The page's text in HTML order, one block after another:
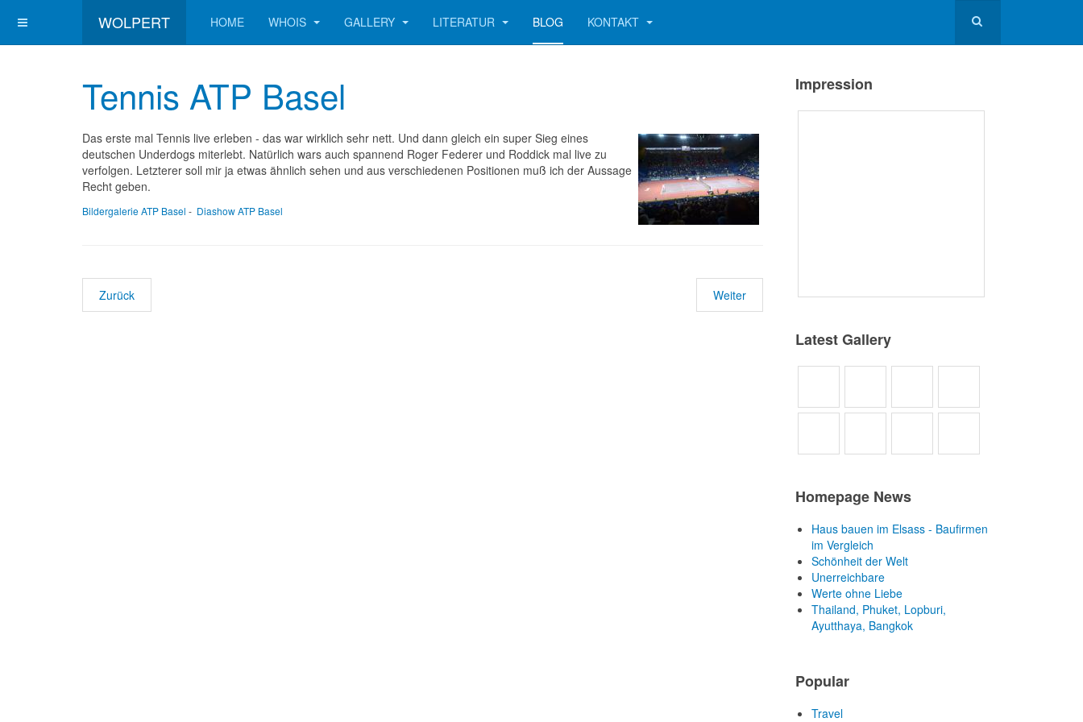
WOLPERT HOME WHOIS GALLERY LITERATUR BLOG KONTAKT
Tennis ATP Basel
Das erste mal Tennis live erleben - das war wirklich sehr nett. Und dann gleich ein super Sieg eines
deutschen Underdogs miterlebt. Natürlich wars auch spannend Roger Federer und Roddick mal live zu
verfolgen. Letzterer soll mir ja etwas ähnlich sehen und aus verschiedenen Positionen muß ich der Aussage
Recht geben.
Bildergalerie ATP Basel - Diashow ATP Basel
Zurück Weiter
Impression
Latest Gallery
Homepage News
Haus bauen im Elsass - Baufirmen
im Vergleich
Schönheit der Welt
Unerreichbare
Werte ohne Liebe
Thailand, Phuket, Lopburi,
Ayutthaya, Bangkok
Popular
Travel